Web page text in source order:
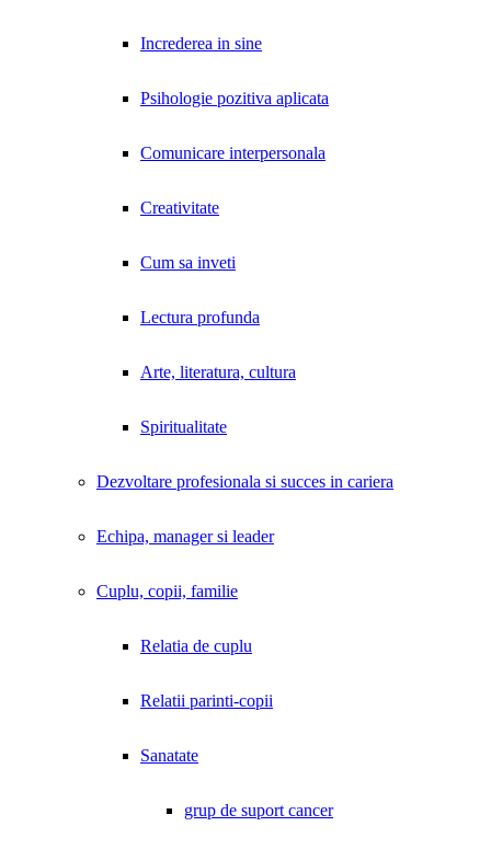
Increderea in sine
Psihologie pozitiva aplicata
Comunicare interpersonala
Creativitate
Cum sa inveti
Lectura profunda
Arte, literatura, cultura
Spiritualitate
Dezvoltare profesionala si succes in cariera
Echipa, manager si leader
Cuplu, copii, familie
Relatia de cuplu
Relatii parinti-copii
Sanatate
grup de suport cancer